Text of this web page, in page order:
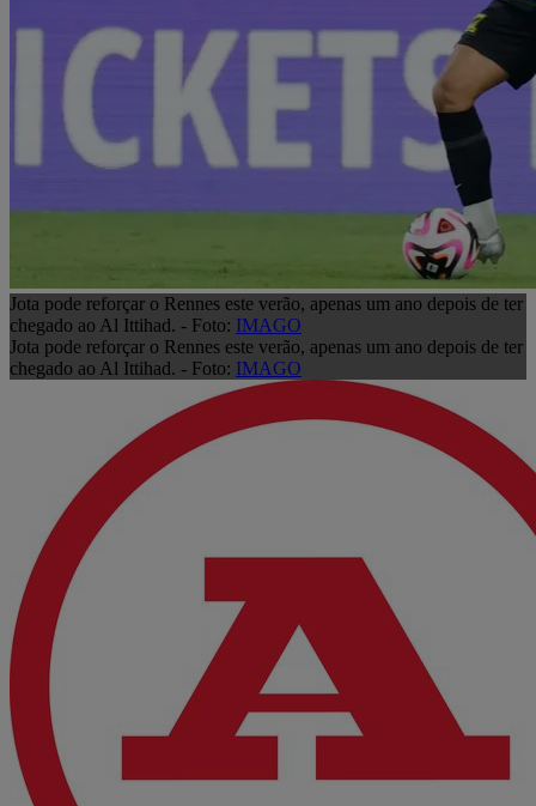
Jota pode reforçar o Rennes este verão, apenas um ano depois de ter
chegado ao Al Ittihad. - Foto: IMAGO
Jota pode reforçar o Rennes este verão, apenas um ano depois de ter
chegado ao Al Ittihad. - Foto: IMAGO